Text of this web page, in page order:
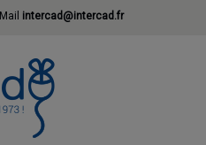
Mail intercad@intercad.fr